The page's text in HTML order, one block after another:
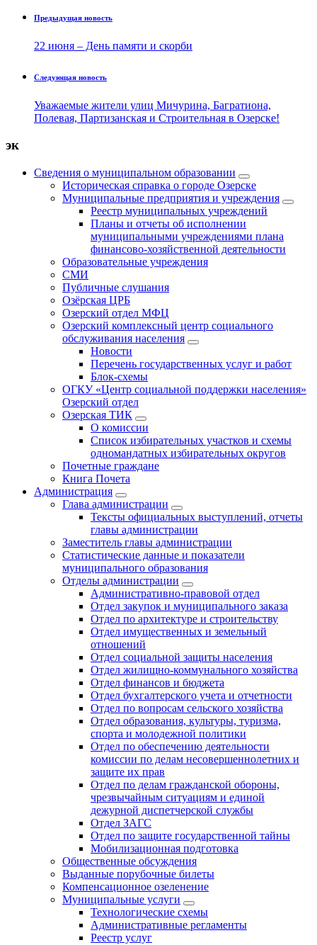
Предыдущая новость
22 июня – День памяти и скорби
Следующая новость
Уважаемые жители улиц Мичурина, Багратиона,
Полевая, Партизанская и Строительная в Озерске!
эк
Сведения о муниципальном образовании
Историческая справка о городе Озерске
Муниципальные предприятия и учреждения
Реестр муниципальных учреждений
Планы и отчеты об исполнении
муниципальными учреждениями плана
финансово-хозяйственной деятельности
Образовательные учреждения
СМИ
Публичные слушания
Озёрская ЦРБ
Озерский отдел МФЦ
Озерский комплексный центр социального
обслуживания населения
Новости
Перечень государственных услуг и работ
Блок-схемы
ОГКУ «Центр социальной поддержки населения»
Озерский отдел
Озерская ТИК
О комиссии
Список избирательных участков и схемы
одномандатных избирательных округов
Почетные граждане
Книга Почета
Администрация
Глава администрации
Тексты официальных выступлений, отчеты
главы администрации
Заместитель главы администрации
Статистические данные и показатели
муниципального образования
Отделы администрации
Административно-правовой отдел
Отдел закупок и муниципального заказа
Отдел по архитектуре и строительству
Отдел имущественных и земельный
отношений
Отдел социальной защиты населения
Отдел жилищно-коммунального хозяйства
Отдел финансов и бюджета
Отдел бухгалтерского учета и отчетности
Отдел по вопросам сельского хозяйства
Отдел образования, культуры, туризма,
спорта и молодежной политики
Отдел по обеспечению деятельности
комиссии по делам несовершеннолетних и
защите их прав
Отдел по делам гражданской обороны,
чрезвычайным ситуациям и единой
дежурной диспетчерской службы
Отдел ЗАГС
Отдел по защите государственной тайны
Мобилизационная подготовка
Общественные обсуждения
Выданные порубочные билеты
Компенсационное озеленение
Муниципальные услуги
Технологические схемы
Административные регламенты
Реестр услуг